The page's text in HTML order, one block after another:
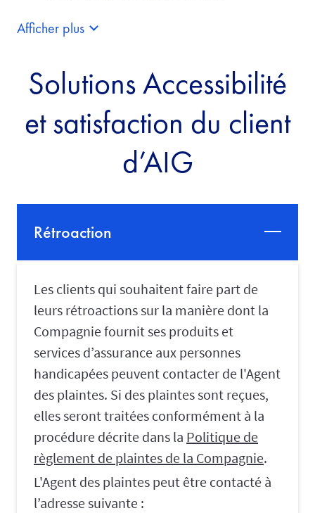
Afficher plus
Solutions Accessibilité
et satisfaction du client
d’AIG
Rétroaction
Les clients qui souhaitent faire part de
leurs rétroactions sur la manière dont la
Compagnie fournit ses produits et
services d’assurance aux personnes
handicapées peuvent contacter de l'Agent
des plaintes. Si des plaintes sont reçues,
elles seront traitées conformément à la
procédure décrite dans la Politique de
règlement de plaintes de la Compagnie.
L'Agent des plaintes peut être contacté à
l’adresse suivante :